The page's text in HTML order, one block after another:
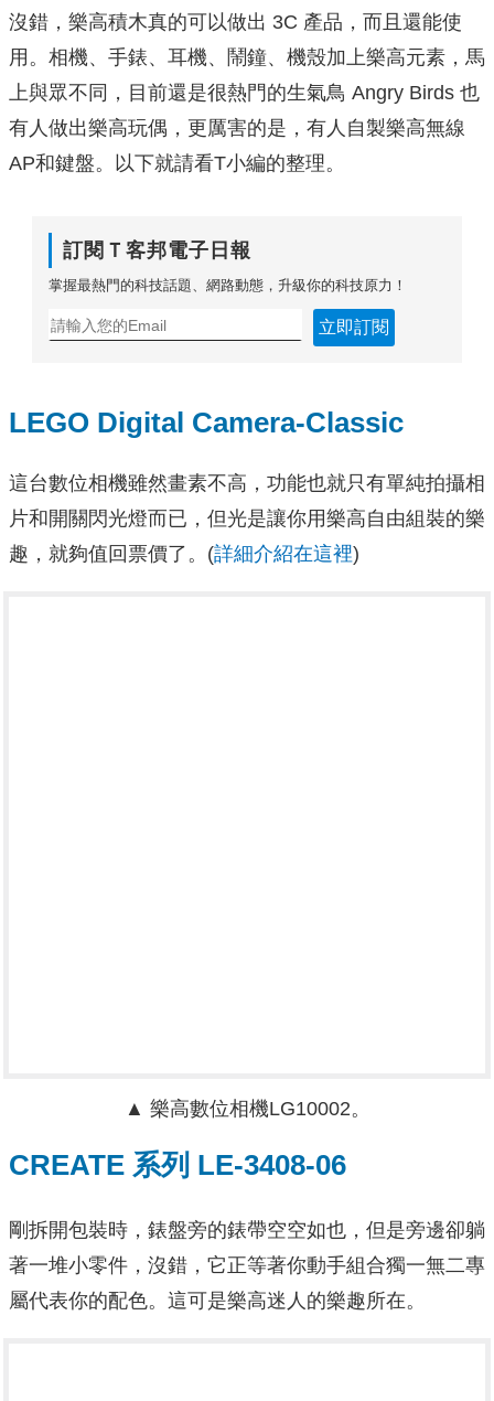
沒錯，樂高積木真的可以做出 3C 產品，而且還能使
用。相機、手錶、耳機、鬧鐘、機殼加上樂高元素，馬
上與眾不同，目前還是很熱門的生氣鳥 Angry Birds 也
有人做出樂高玩偶，更厲害的是，有人自製樂高無線
AP和鍵盤。以下就請看T小編的整理。
訂閱Ｔ客邦電子日報
掌握最熱門的科技話題、網路動態，升級你的科技原力！
立即訂閱
LEGO Digital Camera-Classic
這台數位相機雖然畫素不高，功能也就只有單純拍攝相
片和開關閃光燈而已，但光是讓你用樂高自由組裝的樂
趣，就夠值回票價了。(詳細介紹在這裡)
▲ 樂高數位相機LG10002。
CREATE 系列 LE-3408-06
剛拆開包裝時，錶盤旁的錶帶空空如也，但是旁邊卻躺
著一堆小零件，沒錯，它正等著你動手組合獨一無二專
屬代表你的配色。這可是樂高迷人的樂趣所在。